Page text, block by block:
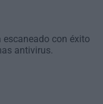
escaneado con éxito
antivirus.